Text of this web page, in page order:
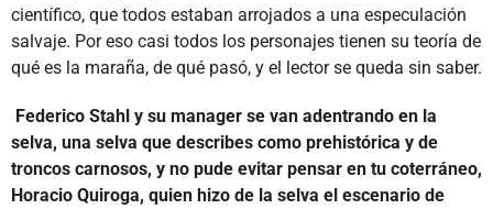
científico, que todos estaban arrojados a una especulación
salvaje. Por eso casi todos los personajes tienen su teoría de
qué es la maraña, de qué pasó, y el lector se queda sin saber.
Federico Stahl y su manager se van adentrando en la
selva, una selva que describes como prehistórica y de
troncos carnosos, y no pude evitar pensar en tu coterráneo,
Horacio Quiroga, quien hizo de la selva el escenario de